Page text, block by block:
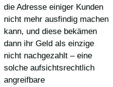
die Adresse einiger Kunden
nicht mehr ausfindig machen
kann, und diese bekämen
dann ihr Geld als einzige
nicht nachgezahlt – eine
solche aufsichtsrechtlich
angreifbare